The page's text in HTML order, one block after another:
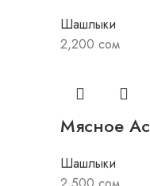
Шашлыки
2,200 сом
Мясное
Шашлыки